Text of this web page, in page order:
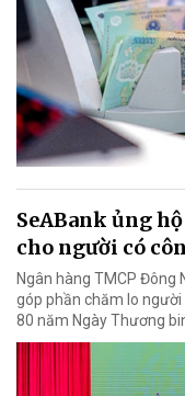
SeABank ủng
cho người có
Ngân hàng TMCP Đông
góp phần chăm lo
80 năm Ngày Thương